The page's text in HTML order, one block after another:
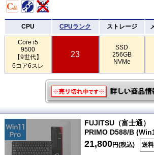
CPU CPUランク ストレージ
Core i5
9500
【9世代】
6コア6スレ
23
SSD
256GB
NVMe
FUJITSU（富士通）
PRIMO D588/B
21,800円(税込) 送